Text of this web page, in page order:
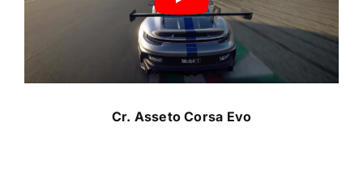
Cr. Asseto Corsa Evo